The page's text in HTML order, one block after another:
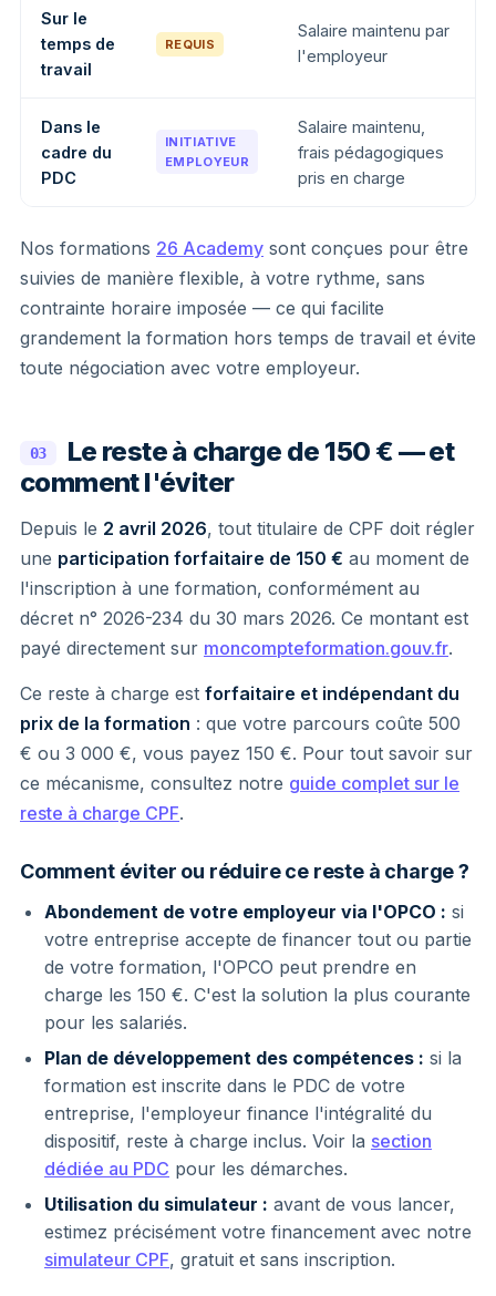
Sur le
temps de
travail
REQUIS
Salaire maintenu par
l'employeur
Dans le
cadre du
PDC
INITIATIVE
EMPLOYEUR
Salaire maintenu,
frais pédagogiques
pris en charge
Nos formations 26 Academy sont conçues pour être
suivies de manière flexible, à votre rythme, sans
contrainte horaire imposée — ce qui facilite
grandement la formation hors temps de travail et évite
toute négociation avec votre employeur.
03
Le reste à charge de 150 € — et
comment l'éviter
Depuis le 2 avril 2026, tout titulaire de CPF doit régler
une participation forfaitaire de 150 € au moment de
l'inscription à une formation, conformément au
décret n° 2026-234 du 30 mars 2026. Ce montant est
payé directement sur moncompteformation.gouv.fr.
Ce reste à charge est forfaitaire et indépendant du
prix de la formation : que votre parcours coûte 500
€ ou 3 000 €, vous payez 150 €. Pour tout savoir sur
ce mécanisme, consultez notre guide complet sur le
reste à charge CPF.
Comment éviter ou réduire ce reste à charge ?
Abondement de votre employeur via l'OPCO : si
votre entreprise accepte de financer tout ou partie
de votre formation, l'OPCO peut prendre en
charge les 150 €. C'est la solution la plus courante
pour les salariés.
Plan de développement des compétences : si la
formation est inscrite dans le PDC de votre
entreprise, l'employeur finance l'intégralité du
dispositif, reste à charge inclus. Voir la section
dédiée au PDC pour les démarches.
Utilisation du simulateur : avant de vous lancer,
estimez précisément votre financement avec notre
simulateur CPF, gratuit et sans inscription.